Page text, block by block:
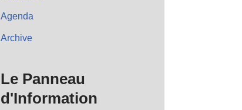
Agenda
Archive
Le Panneau
d'Information